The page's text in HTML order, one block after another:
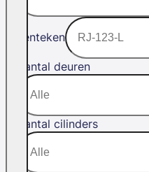
Kenteken
Aantal deuren
Aantal cilinders